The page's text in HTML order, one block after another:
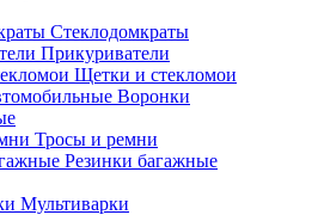
Стеклодомкраты
Прикуриватели
Щетки и стекломои
Воронки
Тросы и ремни
Резинки багажные
Мультиварки